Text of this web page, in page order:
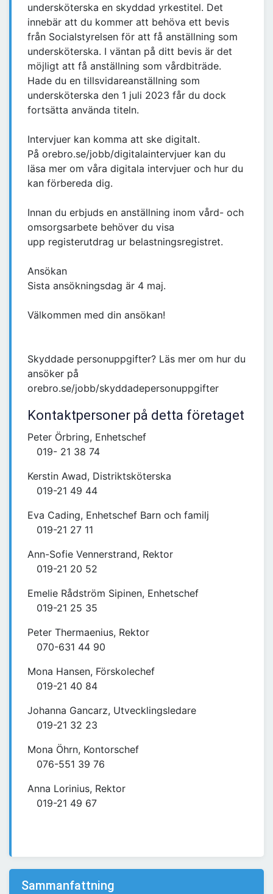
undersköterska en skyddad yrkestitel. Det
innebär att du kommer att behöva ett bevis
från Socialstyrelsen för att få anställning som
undersköterska. I väntan på ditt bevis är det
möjligt att få anställning som vårdbiträde.
Hade du en tillsvidareanställning som
undersköterska den 1 juli 2023 får du dock
fortsätta använda titeln.
Intervjuer kan komma att ske digitalt.
På orebro.se/jobb/digitalaintervjuer kan du
läsa mer om våra digitala intervjuer och hur du
kan förbereda dig.
Innan du erbjuds en anställning inom vård- och
omsorgsarbete behöver du visa
upp registerutdrag ur belastningsregistret.
Ansökan
Sista ansökningsdag är 4 maj.
Välkommen med din ansökan!
Skyddade personuppgifter? Läs mer om hur du
ansöker på
orebro.se/jobb/skyddadepersonuppgifter
Kontaktpersoner på detta företaget
Peter Örbring, Enhetschef
019- 21 38 74
Kerstin Awad, Distriktsköterska
019-21 49 44
Eva Cading, Enhetschef Barn och familj
019-21 27 11
Ann-Sofie Vennerstrand, Rektor
019-21 20 52
Emelie Rådström Sipinen, Enhetschef
019-21 25 35
Peter Thermaenius, Rektor
070-631 44 90
Mona Hansen, Förskolechef
019-21 40 84
Johanna Gancarz, Utvecklingsledare
019-21 32 23
Mona Öhrn, Kontorschef
076-551 39 76
Anna Lorinius, Rektor
019-21 49 67
Sammanfattning